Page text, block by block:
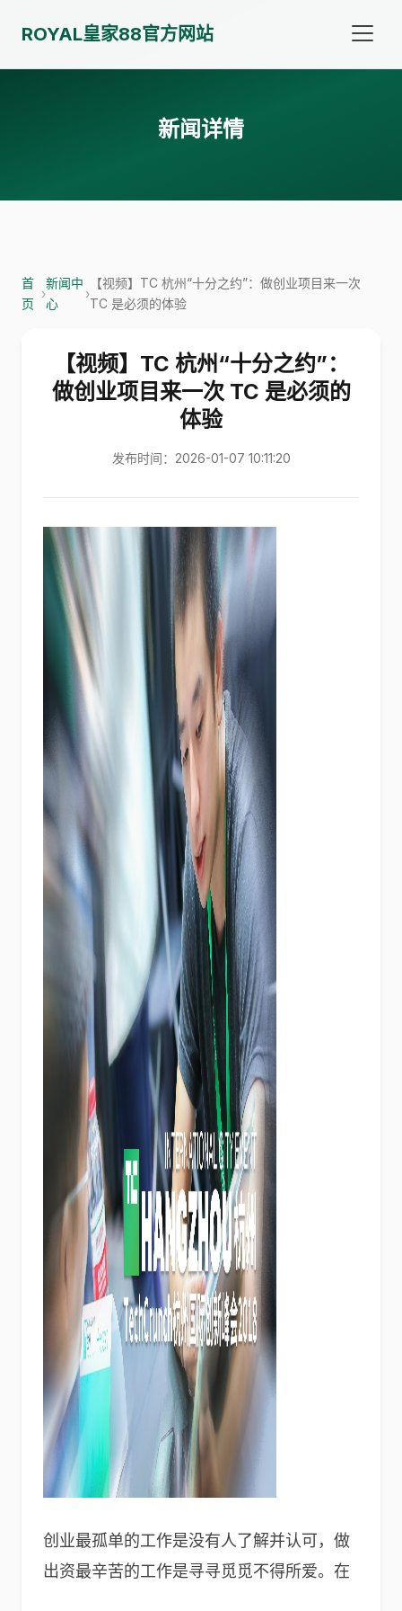
ROYAL皇家88官方网站
新闻详情
首
页
›
新闻中
心
›
【视频】TC 杭州“十分之约”：做创业项目来一次
TC 是必须的体验
【视频】TC 杭州“十分之约”：
做创业项目来一次 TC 是必须的
体验
发布时间：2026-01-07 10:11:20
创业最孤单的工作是没有人了解并认可，做
出资最辛苦的工作是寻寻觅觅不得所爱。在